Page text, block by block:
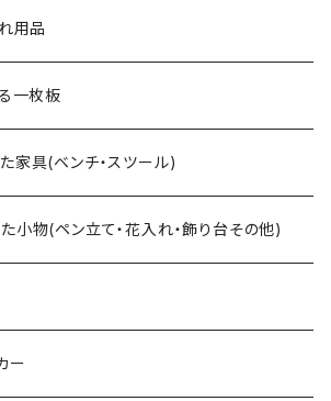
用品
一枚板
家具(ベンチ・スツール)
た小物(ペン立て・花入れ・飾り台その他)
ー